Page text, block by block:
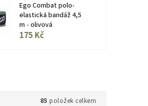
Ego Combat polo-
elastická bandáž 4,5
m - olivová
175 Kč
85 položek celkem